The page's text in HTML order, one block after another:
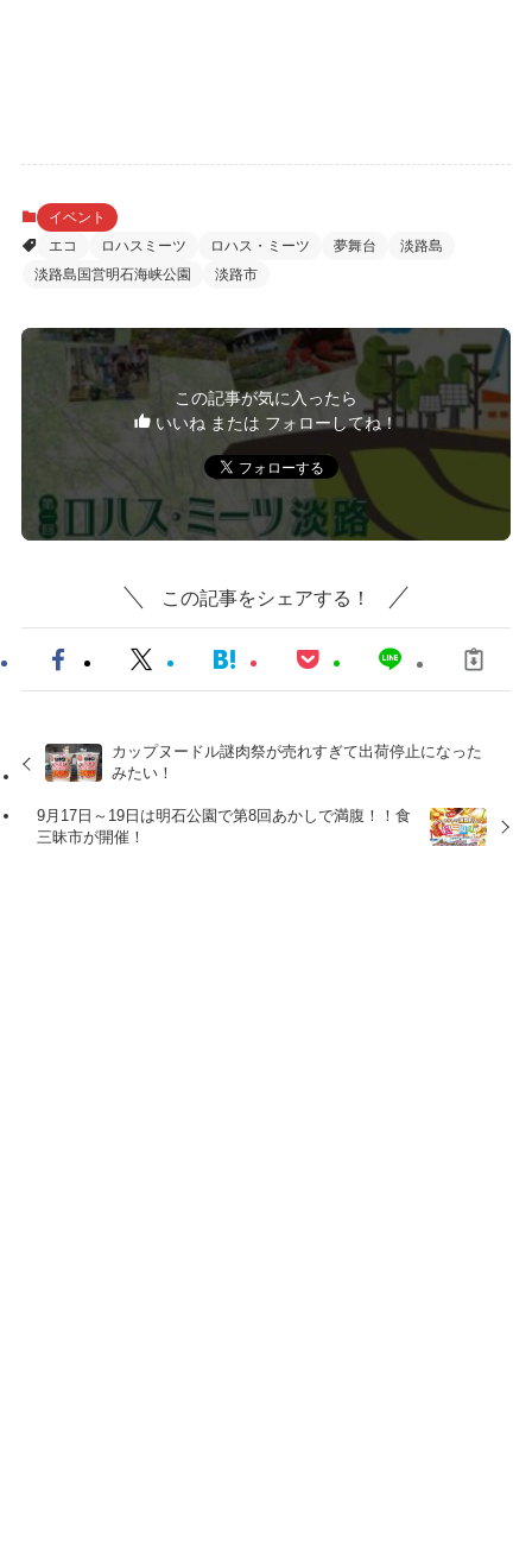
イベント
エコ
ロハスミーツ ロハス・ミーツ 夢舞台
淡路島
淡路島国営明石海峡公園
淡路市
この記事が気に入ったら
いいね または フォローしてね！
この記事をシェアする！
カップヌードル謎肉祭が売れすぎて出荷停止になった
みたい！
9月17日～19日は明石公園で第8回あかしで満腹！！食
三昧市が開催！